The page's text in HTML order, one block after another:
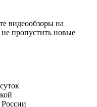
видеообзоры на
пропустить новые